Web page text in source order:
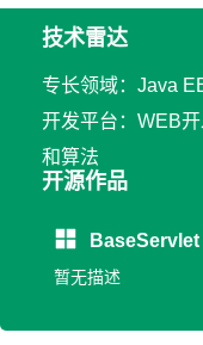
技术雷达
专长领域：Java
开发平台：WEB
和算法
开源作品
BaseServlet
暂无描述